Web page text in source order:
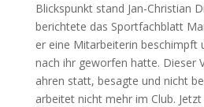
Blickspunkt stand Jan-Christian
berichtete das Sportfachblatt
er eine Mitarbeiterin beschimpft
nach ihr geworfen hatte. Dieser
ahren statt, besagte und nicht
arbeitet nicht mehr im Club.